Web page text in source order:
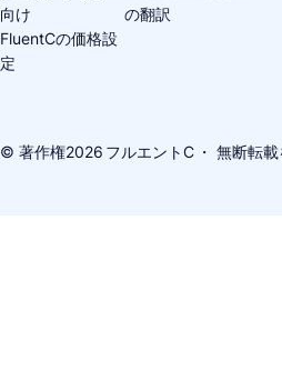
向け
FluentCの価格設
定
の翻訳
© 著作権2026 フルエントC ・ 無断転